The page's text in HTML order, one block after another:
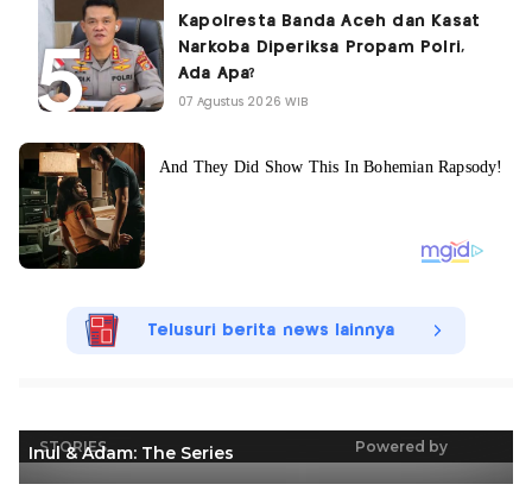
Kapolresta Banda Aceh dan Kasat
Narkoba Diperiksa Propam Polri,
Ada Apa?
07 Agustus 2026 WIB
Telusuri berita news lainnya